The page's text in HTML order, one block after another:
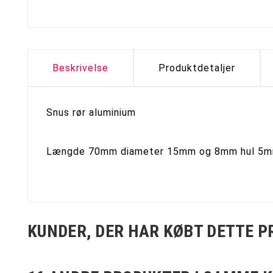
Beskrivelse Produktdetaljer
Snus rør aluminium
Længde 70mm diameter 15mm og 8mm hul
KUNDER, DER HAR KØBT DETTE